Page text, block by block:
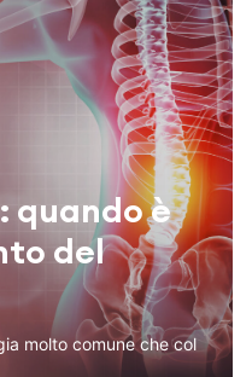
quando è
del
molto comune che col